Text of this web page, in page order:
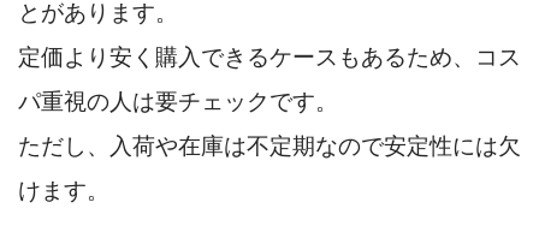
とがあります。
定価より安く購入できるケースもあるため、コス
パ重視の人は要チェックです。
ただし、入荷や在庫は不定期なので安定性には欠
けます。